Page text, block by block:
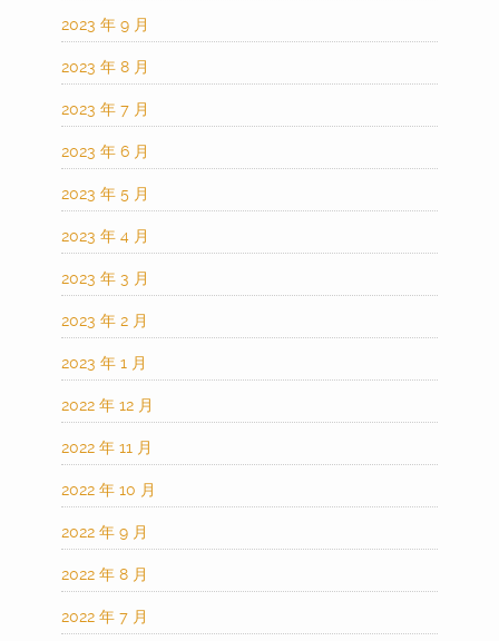
2023 年 9 月
2023 年 8 月
2023 年 7 月
2023 年 6 月
2023 年 5 月
2023 年 4 月
2023 年 3 月
2023 年 2 月
2023 年 1 月
2022 年 12 月
2022 年 11 月
2022 年 10 月
2022 年 9 月
2022 年 8 月
2022 年 7 月